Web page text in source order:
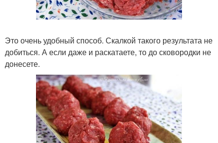
Это очень удобный способ. Скалкой такого результата не
добиться. А если даже и раскатаете, то до сковородки не
донесете.